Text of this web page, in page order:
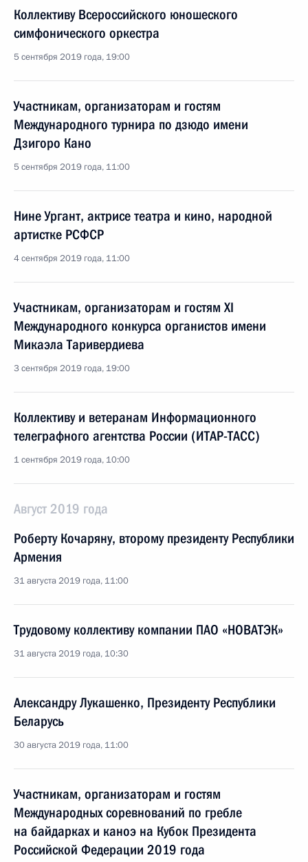
Коллективу Всероссийского юношеского
симфонического оркестра
5 сентября 2019 года, 19:00
Участникам, организаторам и гостям
Международного турнира по дзюдо имени
Дзигоро Кано
5 сентября 2019 года, 11:00
Нине Ургант, актрисе театра и кино, народной
артистке РСФСР
4 сентября 2019 года, 11:00
Участникам, организаторам и гостям XI
Международного конкурса органистов имени
Микаэла Таривердиева
3 сентября 2019 года, 19:00
Коллективу и ветеранам Информационного
телеграфного агентства России (ИТАР-ТАСС)
1 сентября 2019 года, 10:00
Август 2019 года
Роберту Кочаряну, второму президенту Республики
Армения
31 августа 2019 года, 11:00
Трудовому коллективу компании ПАО «НОВАТЭК»
31 августа 2019 года, 10:30
Александру Лукашенко, Президенту Республики
Беларусь
30 августа 2019 года, 11:00
Участникам, организаторам и гостям
Международных соревнований по гребле
на байдарках и каноэ на Кубок Президента
Российской Федерации 2019 года